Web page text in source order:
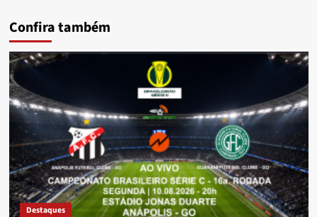
Confira também
Destaques